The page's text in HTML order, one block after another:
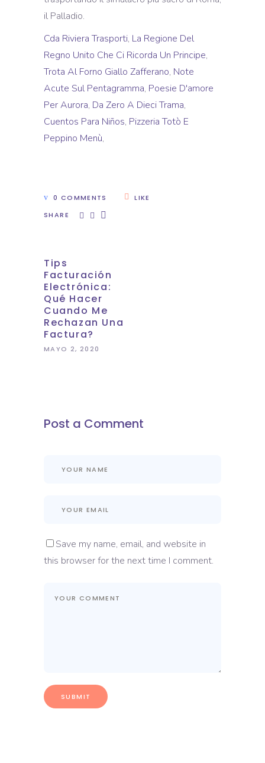
Cda Riviera Trasporti, La Regione Del
Regno Unito Che Ci Ricorda Un Principe,
Trota Al Forno Giallo Zafferano, Note
Acute Sul Pentagramma, Poesie D'amore
Per Aurora, Da Zero A Dieci Trama,
Cuentos Para Niños, Pizzeria Totò E
Peppino Menù,
0 COMMENTS
LIKE
SHARE
Tips
Facturación
Electrónica:
Qué Hacer
Cuando Me
Rechazan Una
Factura?
MAYO 2, 2020
Post a Comment
Save my name, email, and website in
this browser for the next time I comment.